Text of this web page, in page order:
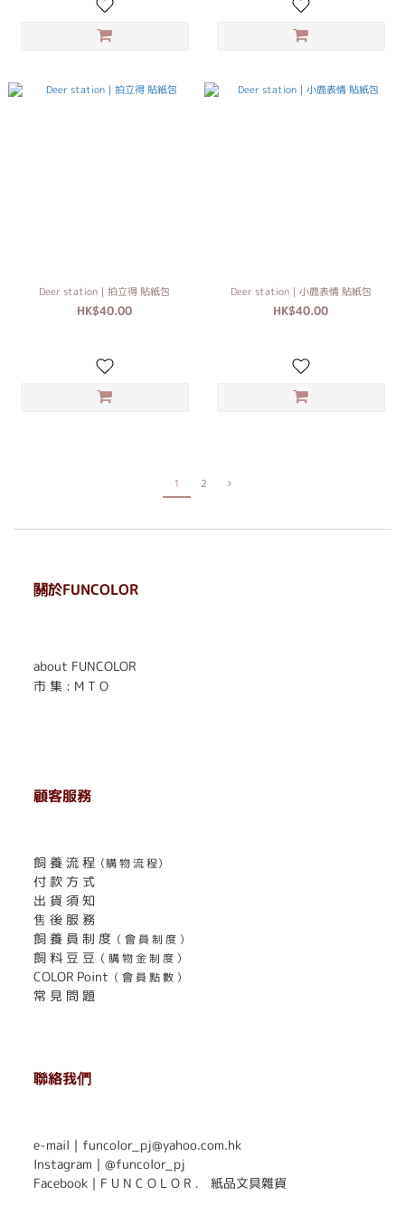
Deer station｜拍立得 貼紙包
HK$40.00
Deer station｜小鹿表情 貼紙包
HK$40.00
1 2
關於FUNCOLOR
about FUNCOLOR
市 集 : M T O
顧客服務
飼 養 流 程 （購 物 流 程）
付 款 方 式
出 貨 須 知
售 後 服 務
飼 養 員 制 度 （ 會 員 制 度 ）
飼 料 豆 豆 （ 購 物 金 制 度 ）
COLOR Point （ 會 員 點 數 ）
常 見 問 題
聯絡我們
e-mail｜funcolor_pj@yahoo.com.hk
Instagram｜ @funcolor_pj
Facebook｜ F U N C O L O R ． 紙品文具雜貨